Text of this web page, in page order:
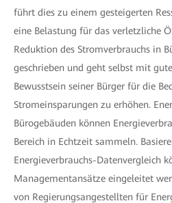
führt dies zu einem gesteigerten
eine Belastung für das verletzliche
Reduktion des Stromverbrauchs in
geschrieben und geht selbst mit
Bewusstsein seiner Bürger für die
Stromeinsparungen zu erhöhen.
Bürogebäuden können
Bereich in Echtzeit sammeln.
Energieverbrauchs-Datenvergleich
Managementansätze eingeleitet
von Regierungsangestellten für